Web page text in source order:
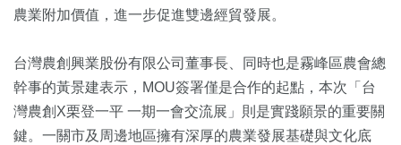
農業附加價值，進一步促進雙邊經貿發展。
台灣農創興業股份有限公司董事長、同時也是霧峰區農會總
幹事的黃景建表示，MOU簽署僅是合作的起點，本次「台
灣農創X栗登一平 一期一會交流展」則是實踐願景的重要關
鍵。一關市及周邊地區擁有深厚的農業發展基礎與文化底